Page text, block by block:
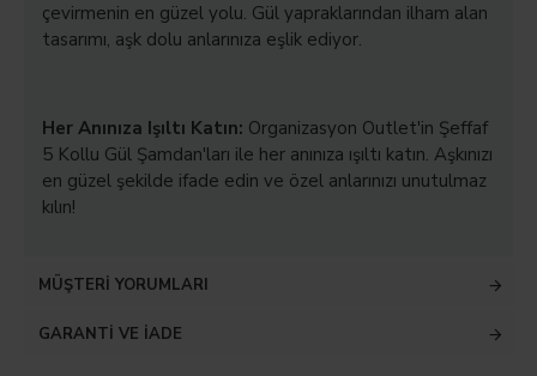
çevirmenin en güzel yolu. Gül yapraklarından ilham alan
tasarımı, aşk dolu anlarınıza eşlik ediyor.
Her Anınıza Işıltı Katın: Organizasyon Outlet'in Şeffaf
5 Kollu Gül Şamdan'ları ile her anınıza ışıltı katın. Aşkınızı
en güzel şekilde ifade edin ve özel anlarınızı unutulmaz
kılın!
MÜŞTERI YORUMLARI
GARANTI VE İADE